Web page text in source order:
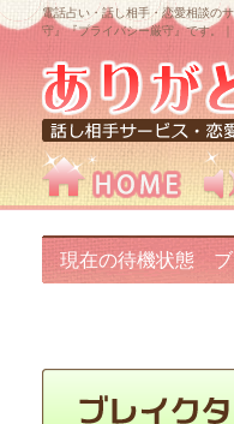
電話占い・話し相手・恋愛相談の
守』『プライバシー厳守』です。
現在の待機状態 ブ